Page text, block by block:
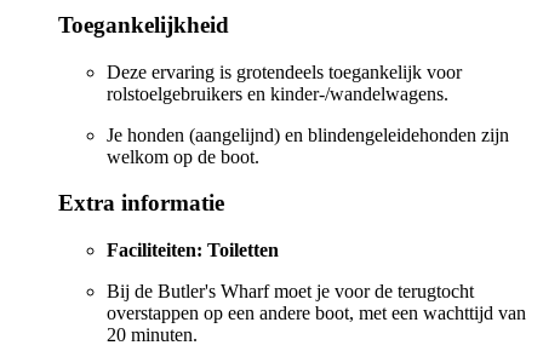
Toegankelijkheid
Deze ervaring is grotendeels toegankelijk voor
rolstoelgebruikers en kinder-/wandelwagens.
Je honden (aangelijnd) en blindengeleidehonden zijn
welkom op de boot.
Extra informatie
Faciliteiten: Toiletten
Bij de Butler's Wharf moet je voor de terugtocht
overstappen op een andere boot, met een wachttijd van
20 minuten.